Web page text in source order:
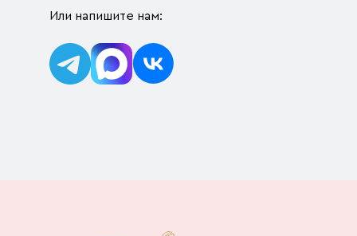
Или напишите нам: